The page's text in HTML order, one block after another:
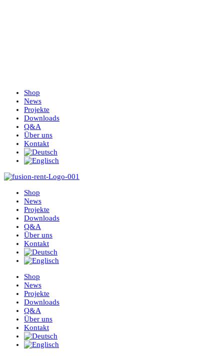
Shop
News
Projekte
Downloads
Q&A
Über uns
Kontakt
Shop
News
Projekte
Downloads
Q&A
Über uns
Kontakt
Shop
News
Projekte
Downloads
Q&A
Über uns
Kontakt